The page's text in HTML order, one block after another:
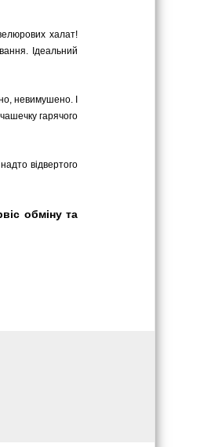
халат!
Ідеальний
невимушено. І
гарячого
відвертого
обміну та